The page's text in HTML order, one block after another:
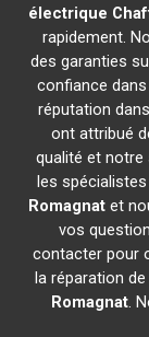
électrique
rapidement.
des garanties
confiance
réputation
ont attribué
qualité et notre
les
Romagnat et
vos
contacter pour
la réparation
Romagnat.